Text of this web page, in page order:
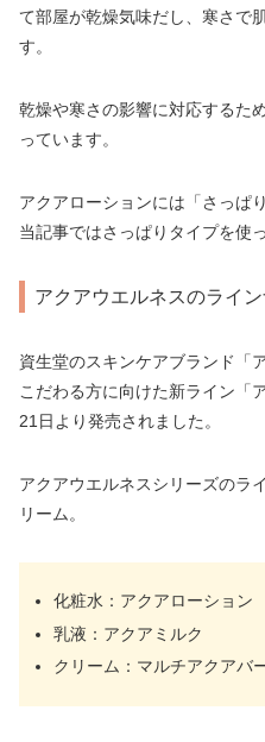
て部屋が乾燥気味だし、寒さで
す。
乾燥や寒さの影響に対応するた
っています。
アクアローションには「さっぱ
当記事ではさっぱりタイプを使
アクアウエルネスのライ
資生堂のスキンケアブランド「
こだわる方に向けた新ライン「
21日より発売されました。
アクアウエルネスシリーズのラ
リーム。
化粧水：アクアローション
乳液：アクアミルク
クリーム：マルチアクアバ